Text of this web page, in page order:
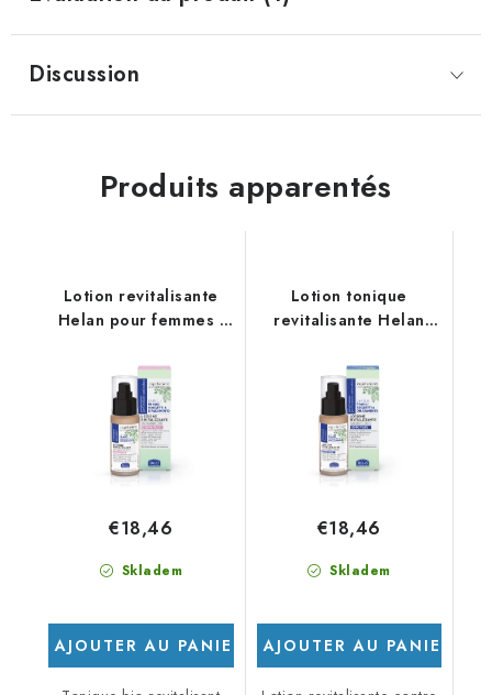
Discussion
Produits apparentés
Lotion revitalisante
Helan pour femmes -
de cheveux
Skladem
€18,46
AJOUTER AU PANIER
Lotion tonique
revitalisante Helan
Programme anti-chute
de cheveux
Skladem
€18,46
AJOUTER AU PANIER